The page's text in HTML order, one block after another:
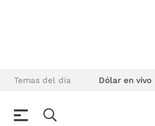
Temas del día Dólar en vivo